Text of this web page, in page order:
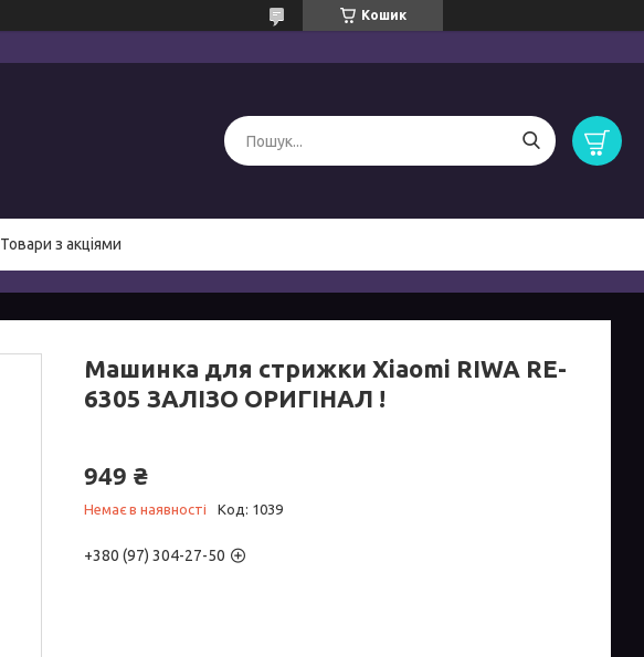
Кошик
Товари з акціями
Машинка для стрижки Xiaomi RIWA RE-
6305 ЗАЛІЗО ОРИГІНАЛ !
949 ₴
Немає в наявності Код: 1039
+380 (97) 304-27-50